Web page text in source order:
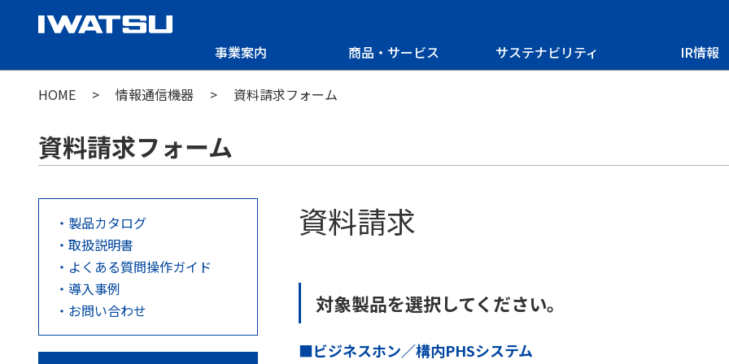
事業案内 商品・サービス サステナビリティ IR情報
HOME 情報通信機器 資料請求フォーム
資料請求フォーム
製品カタログ
取扱説明書
よくある質問操作ガイド
導入事例
お問い合わせ
資料請求
対象製品を選択してください。
■ビジネスホン／構内PHSシステム